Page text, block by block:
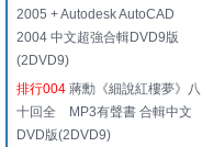
2005 + Autodesk AutoCAD
2004 中文超強合輯DVD9版
(2DVD9)
排行004 蔣勳《細說紅樓夢》八
十回全 MP3有聲書 合輯中文
DVD版(2DVD9)